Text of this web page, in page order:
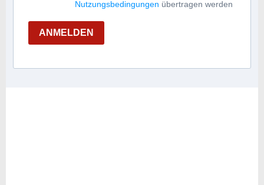
Nutzungsbedingungen übertragen werden
ANMELDEN